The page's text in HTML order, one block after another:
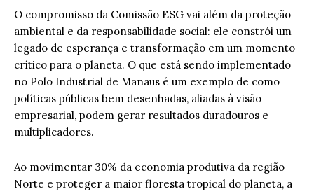
O compromisso da Comissão ESG vai além da proteção
ambiental e da responsabilidade social: ele constrói um
legado de esperança e transformação em um momento
crítico para o planeta. O que está sendo implementado
no Polo Industrial de Manaus é um exemplo de como
políticas públicas bem desenhadas, aliadas à visão
empresarial, podem gerar resultados duradouros e
multiplicadores.
Ao movimentar 30% da economia produtiva da região
Norte e proteger a maior floresta tropical do planeta, a